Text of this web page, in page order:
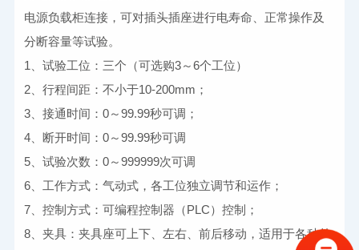
电源负载柜连接，可对插头插座进行电寿命、正常操作及
分断容量等试验。
1、试验工位：三个（可选购3～6个工位）
2、行程间距：不小于10-200mm；
3、接通时间：0～99.99秒可调；
4、断开时间：0～99.99秒可调
5、试验次数：0～999999次可调
6、工作方式：气动式，各工位独立调节和运作；
7、控制方式：可编程控制器（PLC）控制；
8、夹具：夹具座可上下、左右、前后移动，适用于各种外